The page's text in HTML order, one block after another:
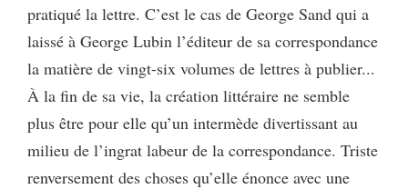
pratiqué la lettre. C’est le cas de George Sand qui a
laissé à George Lubin l’éditeur de sa correspondance
la matière de vingt-six volumes de lettres à publier...
À la fin de sa vie, la création littéraire ne semble
plus être pour elle qu’un intermède divertissant au
milieu de l’ingrat labeur de la correspondance. Triste
renversement des choses qu’elle énonce avec une